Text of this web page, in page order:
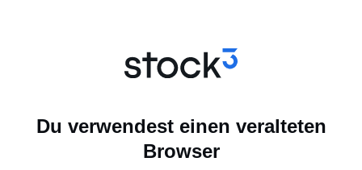
Du verwendest einen veralteten
Browser